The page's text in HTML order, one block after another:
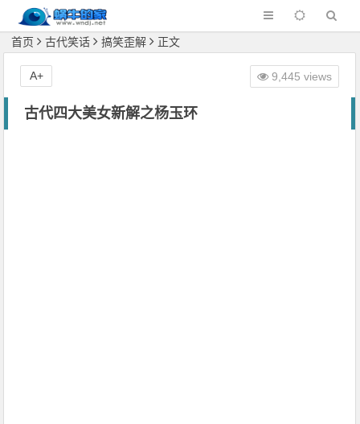
首页 古代笑话 搞笑歪解 正文
古代四大美女新解之杨玉环
9,445 views
A+